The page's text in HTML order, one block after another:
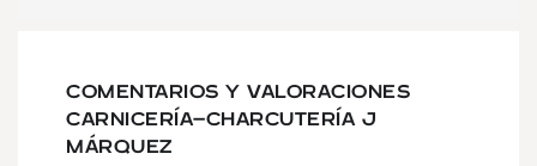
COMENTARIOS Y VALORACIONES
CARNICERÍA-CHARCUTERÍA J
MÁRQUEZ